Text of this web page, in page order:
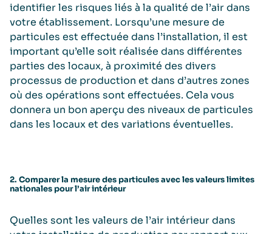
identifier les risques liés à la qualité de l’air dans
votre établissement. Lorsqu’une mesure de
particules est effectuée dans l’installation, il est
important qu’elle soit réalisée dans différentes
parties des locaux, à proximité des divers
processus de production et dans d’autres zones
où des opérations sont effectuées. Cela vous
donnera un bon aperçu des niveaux de particules
dans les locaux et des variations éventuelles.
2. Comparer la mesure des particules avec les valeurs limites
nationales pour l’air intérieur
Quelles sont les valeurs de l’air intérieur dans